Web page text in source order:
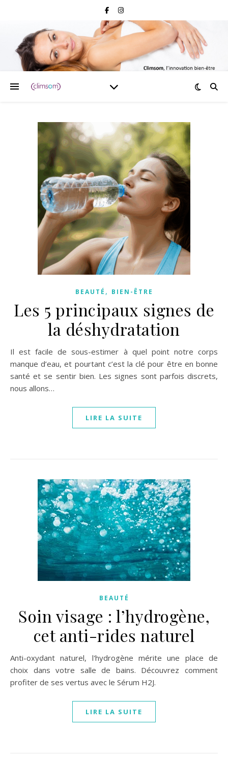
BEAUTÉ , BIEN-ÊTRE
Les 5 principaux signes de
la déshydratation
Il est facile de sous-estimer à quel point notre corps
manque d’eau, et pourtant c’est la clé pour être en bonne
santé et se sentir bien. Les signes sont parfois discrets,
nous allons…
LIRE LA SUITE
BEAUTÉ
Soin visage : l’hydrogène,
cet anti-rides naturel
Anti-oxydant naturel, l'hydrogène mérite une place de
choix dans votre salle de bains. Découvrez comment
profiter de ses vertus avec le Sérum H2J.
LIRE LA SUITE